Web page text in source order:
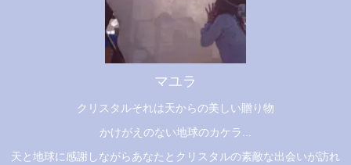
マユラ
クリスタルそれは天からの美しい贈り物
かけがえのない地球のカケラ...
天と地球に感謝しながらあなたとクリスタルの素敵な出会いが訪れ